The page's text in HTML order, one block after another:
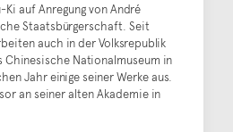
auf Anregung von André
Staatsbürgerschaft. Seit
auch in der Volksrepublik
Chinesische Nationalmuseum in
Jahr einige seiner Werke aus.
an seiner alten Akademie in